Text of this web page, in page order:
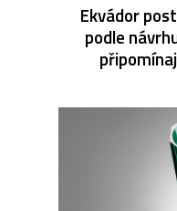
Ekvádor
podle